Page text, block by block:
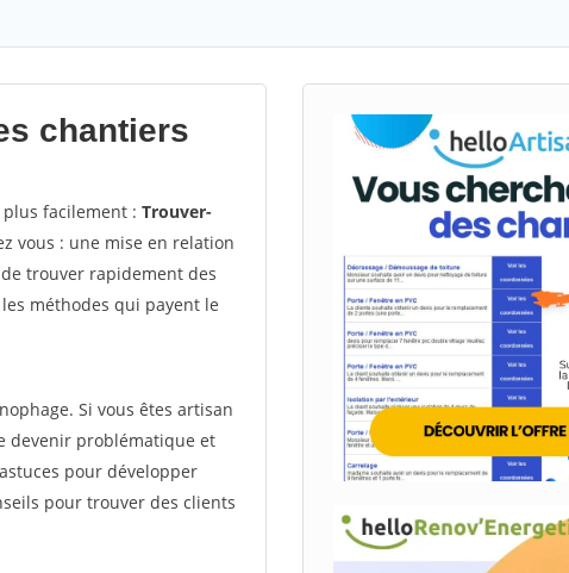
chantiers
facilement : Trouver-
vous : une mise en relation
trouver rapidement des
méthodes qui payent le
Si vous êtes artisan
devenir problématique et
pour développer
pour trouver des clients